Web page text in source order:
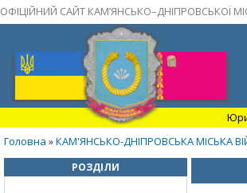
ОФІЦІЙНИЙ САЙТ КАМ’ЯНСЬКО–ДНІПРОВСЬКОЇ
Головна »КАМ'ЯНСЬКО-ДНІПРОВСЬКА МІСЬКА
РОЗДІЛИ